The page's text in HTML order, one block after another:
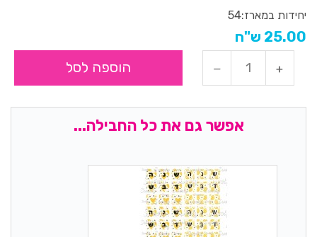
יחידות במארז:54
25.00 ש"ח
הוספה לסל
אפשר גם את כל החבילה...